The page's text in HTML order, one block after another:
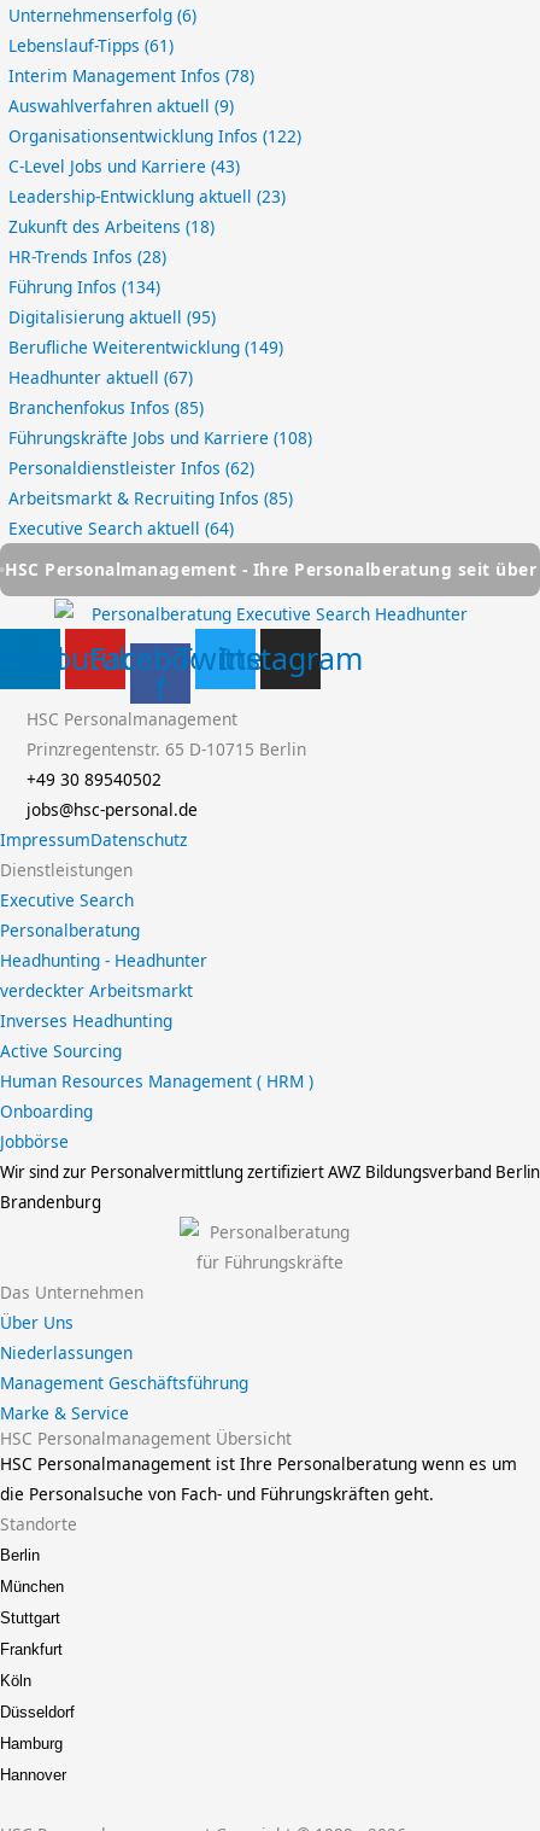
Unternehmenserfolg(6)
Lebenslauf-Tipps(61)
Interim Management Infos(78)
Auswahlverfahren aktuell(9)
Organisationsentwicklung Infos(122)
C-Level Jobs und Karriere(43)
Leadership-Entwicklung aktuell(23)
Zukunft des Arbeitens(18)
HR-Trends Infos(28)
Führung Infos(134)
Digitalisierung aktuell(95)
Berufliche Weiterentwicklung(149)
Headhunter aktuell(67)
Branchenfokus Infos(85)
Führungskräfte Jobs und Karriere(108)
Personaldienstleister Infos(62)
Arbeitsmarkt & Recruiting Infos(85)
Executive Search aktuell(64)
- Ihre Personalberatung seit über 25
Youtube
Facebook-
f
Twitter
Instagram
HSC Personalmanagement
Prinzregentenstr. 65 D-10715 Berlin
+49 30 89540502
jobs@hsc-personal.de
ImpressumDatenschutz
Dienstleistungen
Executive Search
Personalberatung
Headhunting - Headhunter
verdeckter Arbeitsmarkt
Inverses Headhunting
Active Sourcing
Human Resources Management ( HRM )
Onboarding
Jobbörse
Wir sind zur Personalvermittlung zertifiziertAWZ Bildungsverband Berlin
Brandenburg
Das Unternehmen
Über Uns
Niederlassungen
Management Geschäftsführung
Marke & Service
HSC Personalmanagement Übersicht
HSC Personalmanagement ist Ihre Personalberatung wenn es um
die Personalsuche von Fach- und Führungskräften geht.
Standorte
Berlin
München
Stuttgart
Frankfurt
Köln
Düsseldorf
Hamburg
Hannover